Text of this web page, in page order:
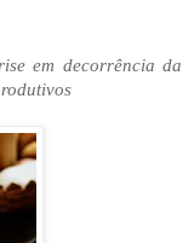
em decorrência da